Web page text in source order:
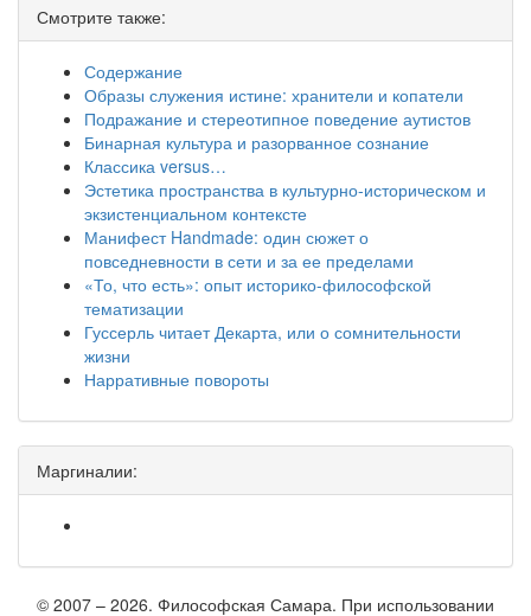
Смотрите также:
Содержание
Образы служения истине: хранители и копатели
Подражание и стереотипное поведение аутистов
Бинарная культура и разорванное сознание
Классика versus…
Эстетика пространства в культурно-историческом и
экзистенциальном контексте
Манифест Handmade: один сюжет о
повседневности в сети и за ее пределами
«То, что есть»: опыт историко-философской
тематизации
Гуссерль читает Декарта, или о сомнительности
жизни
Нарративные повороты
Маргиналии:
© 2007 – 2026. Философская Самара. При использовании